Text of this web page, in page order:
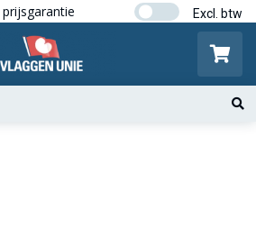
prijsgarantie Gratis